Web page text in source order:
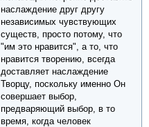
наслаждение друг другу
независимых чувствующих
существ, просто потому, что
"им это нравится", а то, что
нравится творению, всегда
доставляет наслаждение
Творцу, поскольку именно Он
совершает выбор,
предваряющий выбор, в то
время, когда человек